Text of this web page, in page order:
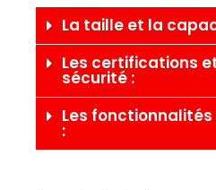
La taille et la
Les certifications
sécurité :
Les
: